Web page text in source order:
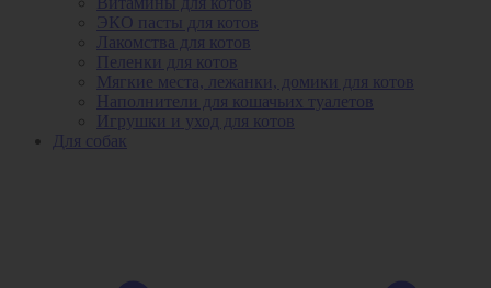
ЭКО пасты для котов
Лакомства для котов
Пеленки для котов
Мягкие места, лежанки, домики для котов
Наполнители для кошачьих туалетов
Игрушки и уход для котов
Для собак